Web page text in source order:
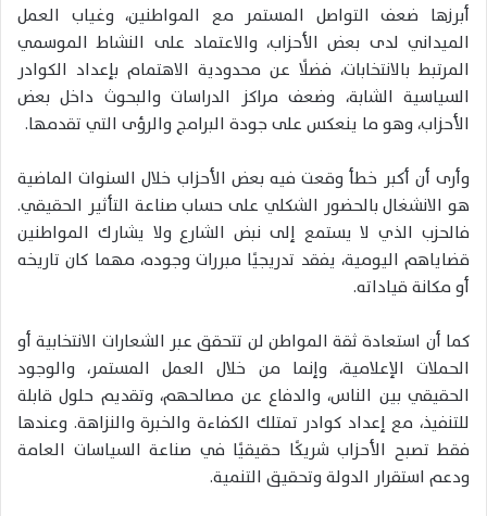
أبرزها ضعف التواصل المستمر مع المواطنين، وغياب العمل
الميداني لدى بعض الأحزاب، والاعتماد على النشاط الموسمي
المرتبط بالانتخابات، فضلًا عن محدودية الاهتمام بإعداد الكوادر
السياسية الشابة، وضعف مراكز الدراسات والبحوث داخل بعض
الأحزاب، وهو ما ينعكس على جودة البرامج والرؤى التي تقدمها.
وأرى أن أكبر خطأ وقعت فيه بعض الأحزاب خلال السنوات الماضية
هو الانشغال بالحضور الشكلي على حساب صناعة التأثير الحقيقي.
فالحزب الذي لا يستمع إلى نبض الشارع ولا يشارك المواطنين
قضاياهم اليومية، يفقد تدريجيًا مبررات وجوده، مهما كان تاريخه
أو مكانة قياداته.
كما أن استعادة ثقة المواطن لن تتحقق عبر الشعارات الانتخابية أو
الحملات الإعلامية، وإنما من خلال العمل المستمر، والوجود
الحقيقي بين الناس، والدفاع عن مصالحهم، وتقديم حلول قابلة
للتنفيذ، مع إعداد كوادر تمتلك الكفاءة والخبرة والنزاهة. وعندها
فقط تصبح الأحزاب شريكًا حقيقيًا في صناعة السياسات العامة
ودعم استقرار الدولة وتحقيق التنمية.